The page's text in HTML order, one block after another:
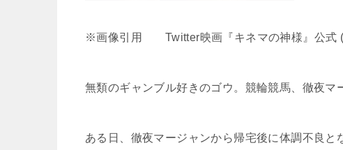
※画像引用 Twitter映画『キネマの神様』公式
無類のギャンブル好きのゴウ。競輪競馬、徹夜マ
ある日、徹夜マージャンから帰宅後に体調不良と